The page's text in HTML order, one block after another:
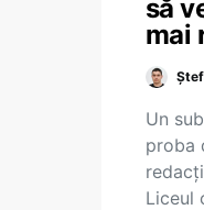
să
mai
Un
proba
Liceul